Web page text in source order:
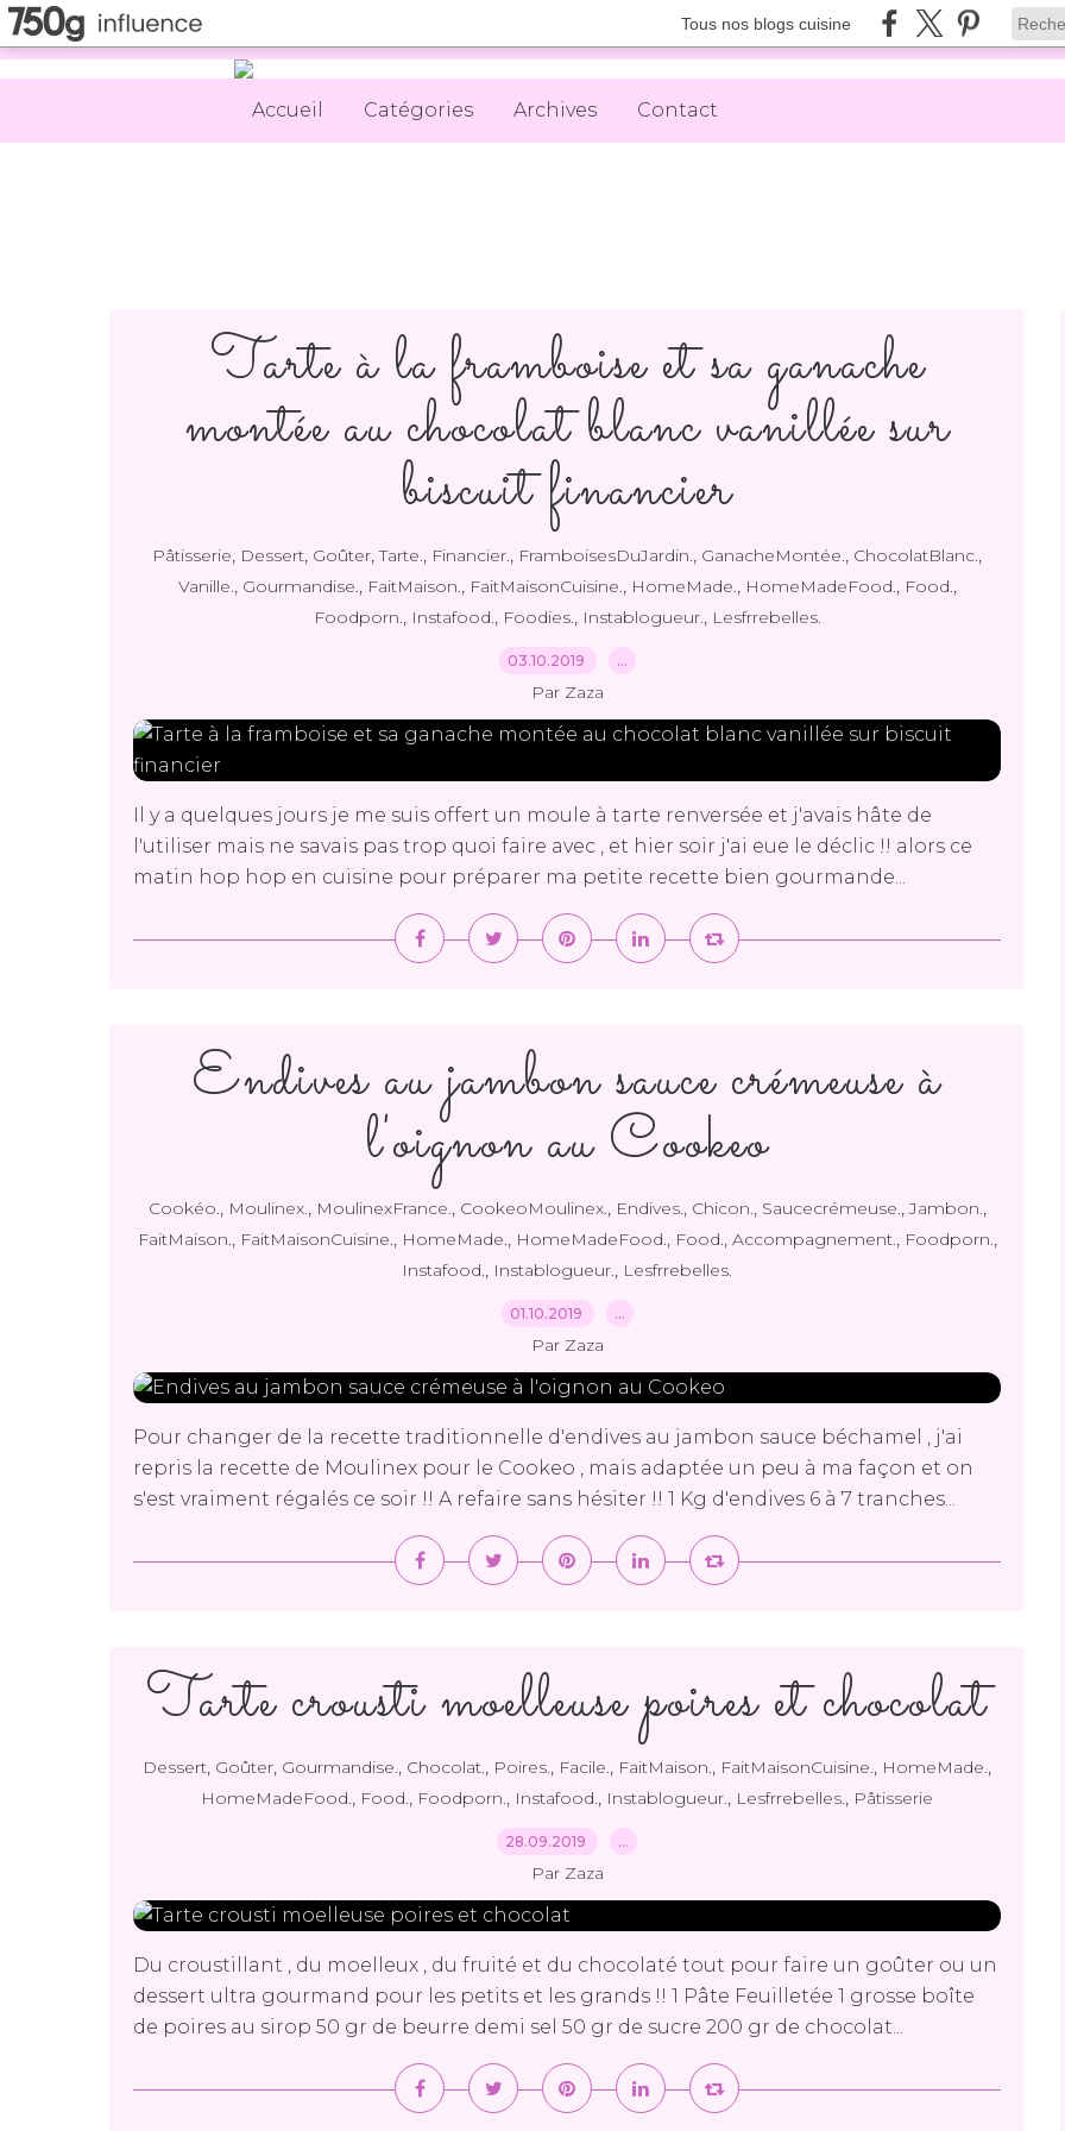
Tous nos blogs cuisine
Accueil Catégories Archives Contact
Tarte à la framboise et sa ganache
montée au chocolat blanc vanillée sur
biscuit financier
Pâtisserie, Dessert, Goûter,Tarte., Financier., FramboisesDuJardin., GanacheMontée., ChocolatBlanc.,
Vanille., Gourmandise., FaitMaison., FaitMaisonCuisine., HomeMade., HomeMadeFood., Food.,
Foodporn., Instafood., Foodies., Instablogueur., Lesfrrebelles.
03.10.2019 …
Par Zaza
Il y a quelques jours je me suis offert un moule à tarte renversée et j'avais hâte de
l'utiliser mais ne savais pas trop quoi faire avec , et hier soir j'ai eue le déclic !! alors ce
matin hop hop en cuisine pour préparer ma petite recette bien gourmande...
Endives au jambon sauce crémeuse à
l'oignon au Cookeo
Cookéo., Moulinex., MoulinexFrance., CookeoMoulinex., Endives., Chicon., Saucecrémeuse.,Jambon.,
FaitMaison., FaitMaisonCuisine., HomeMade., HomeMadeFood., Food., Accompagnement., Foodporn.,
Instafood., Instablogueur., Lesfrrebelles.
01.10.2019 …
Par Zaza
Pour changer de la recette traditionnelle d'endives au jambon sauce béchamel , j'ai
repris la recette de Moulinex pour le Cookeo , mais adaptée un peu à ma façon et on
s'est vraiment régalés ce soir !! A refaire sans hésiter !! 1 Kg d'endives 6 à 7 tranches...
Tarte crousti moelleuse poires et chocolat
Dessert, Goûter, Gourmandise., Chocolat., Poires., Facile., FaitMaison., FaitMaisonCuisine., HomeMade.,
HomeMadeFood., Food., Foodporn., Instafood., Instablogueur., Lesfrrebelles., Pâtisserie
28.09.2019 …
Par Zaza
Du croustillant , du moelleux , du fruité et du chocolaté tout pour faire un goûter ou un
dessert ultra gourmand pour les petits et les grands !! 1 Pâte Feuilletée 1 grosse boîte
de poires au sirop 50 gr de beurre demi sel 50 gr de sucre 200 gr de chocolat...